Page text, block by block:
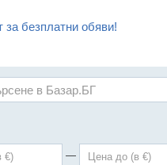
за безплатни обяви!
—